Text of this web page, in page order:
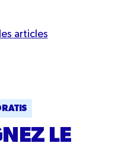
articles
LE